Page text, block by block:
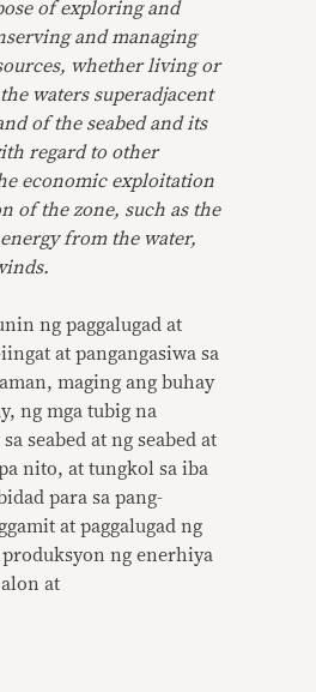
of exploring and
and managing
whether living or
waters superadjacent
of the seabed and its
regard to other
economic exploitation
of the zone, such as the
from the water,
ng paggalugad at
at pangangasiwa sa
maging ang buhay
ng mga tubig na
seabed at ng seabed at
nito, at tungkol sa iba
para sa pang-
at paggalugad ng
ng enerhiya
at